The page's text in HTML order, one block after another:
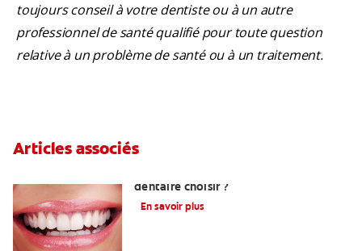
toujours conseil à votre dentiste ou à un autre
professionnel de santé qualifié pour toute question
relative à un problème de santé ou à un traitement.
Articles associés
dentaire choisir ?
En savoir plus